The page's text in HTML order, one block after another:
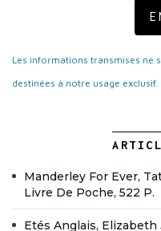
Les informations transmises ne
destinées à notre usage exclusif.
Manderley For Ever,
Livre De Poche, 522 P.
Etés Anglais, Elizabeth